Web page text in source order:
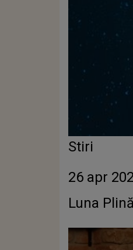
Stiri
26 apr
Luna